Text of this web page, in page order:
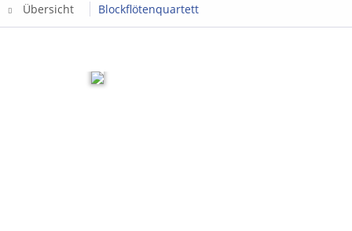
Übersicht Blockflötenquartett